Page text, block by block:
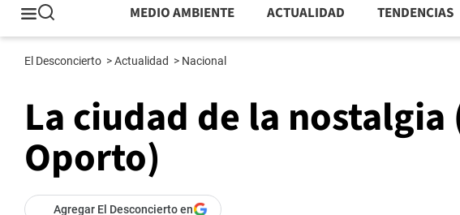
MEDIO AMBIENTE ACTUALIDAD TENDENCIAS
El Desconcierto >Actualidad > Nacional
La ciudad de la
Oporto)
Agregar El Desconcierto en